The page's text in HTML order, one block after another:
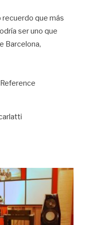
recuerdo que más
ser uno que
Barcelona,